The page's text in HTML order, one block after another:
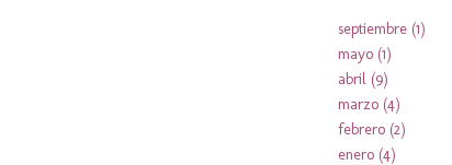
septiembre (1)
mayo (1)
abril (9)
marzo (4)
febrero (2)
enero (4)